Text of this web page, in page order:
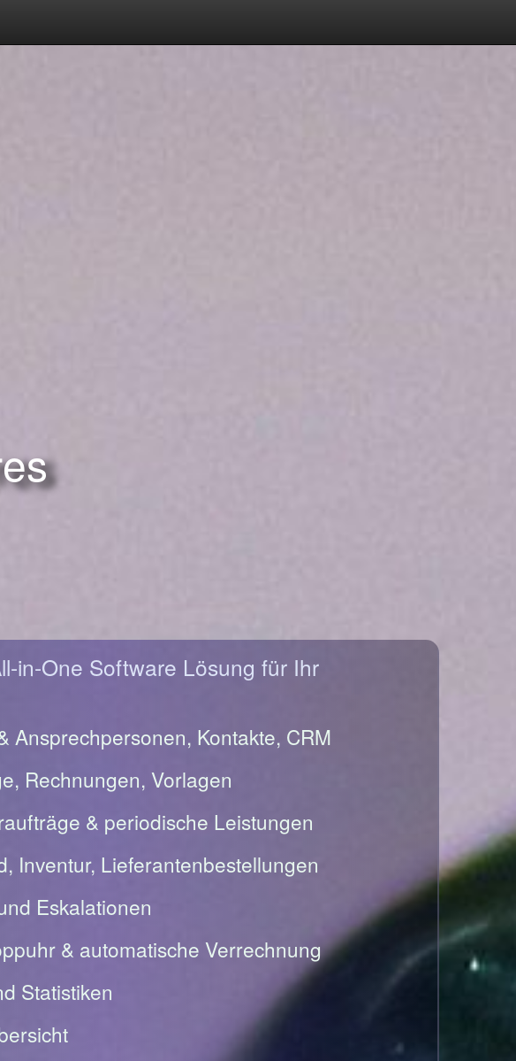
in-One Software Lösung für Ihr
Ansprechpersonen, Kontakte, CRM
Rechnungen, Vorlagen
& periodische Leistungen
Inventur, Lieferantenbestellungen
Eskalationen
& automatische Verrechnung
Statistiken